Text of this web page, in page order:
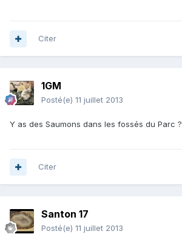
Citer
1GM
Posté(e) 11 juillet 2013
Y as des Saumons dans les fossés du Parc ?
Citer
Santon 17
Posté(e) 11 juillet 2013